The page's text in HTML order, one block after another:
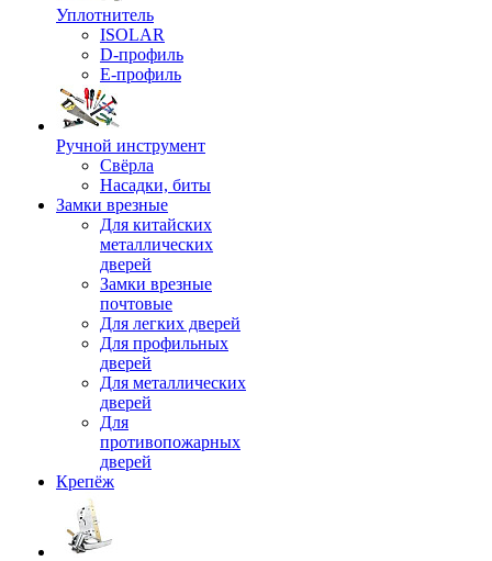
Уплотнитель
ISOLAR
D-профиль
Е-профиль
Ручной инструмент
Свёрла
Насадки, биты
Замки врезные
Для китайских
металлических
дверей
Замки врезные
почтовые
Для легких дверей
Для профильных
дверей
Для металлических
дверей
Для
противопожарных
дверей
Крепёж